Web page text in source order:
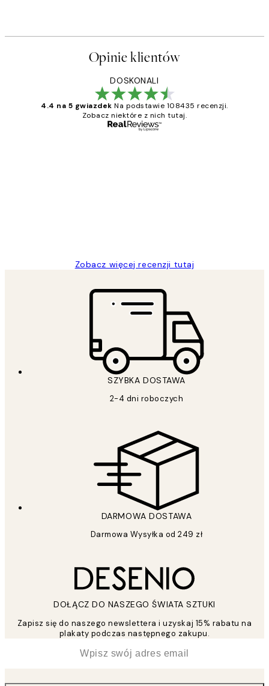
Opinie klientów
DOSKONALI
4.4 na 5 gwiazdek Na podstawie 108435 recenzji.
Zobacz niektóre z nich tutaj.
Zobacz więcej recenzji tutaj
SZYBKA DOSTAWA
2-4 dni roboczych
DARMOWA DOSTAWA
Darmowa Wysyłka od 249 zł
DOŁĄCZ DO NASZEGO ŚWIATA SZTUKI
Zapisz się do naszego newslettera i uzyskaj 15% rabatu na
plakaty podczas następnego zakupu.